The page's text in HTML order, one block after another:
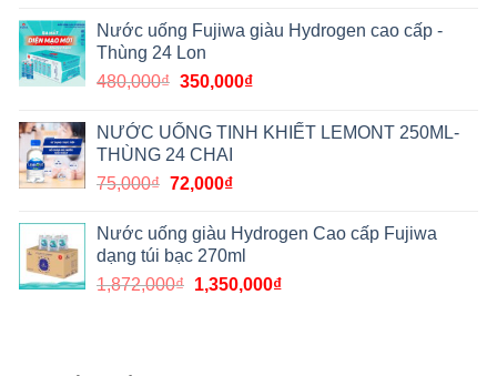
Nước uống Fujiwa giàu Hydrogen cao cấp -
Thùng 24 Lon
480,000₫ 350,000₫
NƯỚC UỐNG TINH KHIẾT LEMONT 250ML-
THÙNG 24 CHAI
75,000₫ 72,000₫
Nước uống giàu Hydrogen Cao cấp Fujiwa
dạng túi bạc 270ml
1,872,000₫ 1,350,000₫